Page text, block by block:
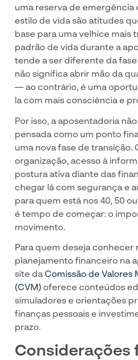
uma reserva de emergência
estilo de vida são atitudes
base para uma velhice mais
padrão de vida durante a
tende a ser diferente da fase
não significa abrir mão da
— ao contrário, é uma
la com mais consciência e
Por isso, a aposentadoria
pensada como um ponto
uma nova fase de transição.
organização, acesso à
postura ativa diante das
chegar lá com segurança e
para quem está nos 40, 50
é tempo de começar: o
movimento.
Para quem deseja conhecer
planejamento financeiro na
site da Comissão de Valores
(CVM) oferece conteúdos
simuladores e orientações
finanças pessoais e
prazo.
Considerações